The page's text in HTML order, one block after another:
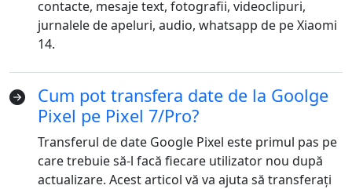
contacte, mesaje text, fotografii, videoclipuri,
jurnalele de apeluri, audio, whatsapp de pe Xiaomi
14.
Cum pot transfera date de la Goolge
Pixel pe Pixel 7/Pro?
Transferul de date Google Pixel este primul pas pe
care trebuie să-l facă fiecare utilizator nou după
actualizare. Acest articol vă va ajuta să transferați